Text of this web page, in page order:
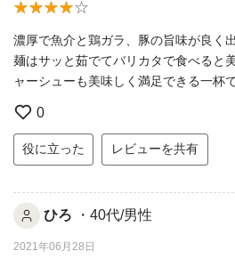
濃厚で魚介と鶏ガラ、豚の旨味が良く
麺はサッと茹でてバリカタで食べると
ャーシューも美味しく満足できる一杯で
0
役に立った レビューを共有
ひろ ・40代/男性
2021年06月28日